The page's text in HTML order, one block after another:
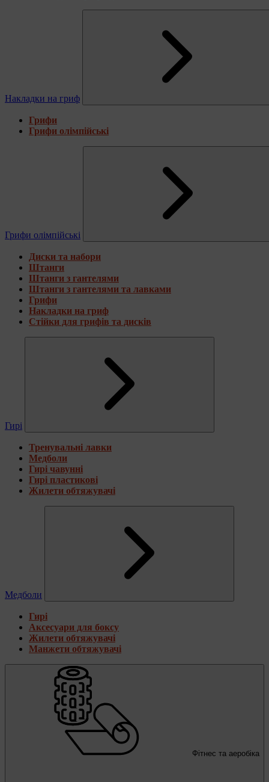
Накладки на гриф
Грифи
Грифи олімпійські
Грифи олімпійські
Диски та набори
Штанги
Штанги з гантелями
Штанги з гантелями та лавками
Грифи
Накладки на гриф
Стійки для грифів та дисків
Гирі
Тренувальні лавки
Медболи
Гирі чавунні
Гирі пластикові
Жилети обтяжувачі
Медболи
Гирі
Аксесуари для боксу
Жилети обтяжувачі
Манжети обтяжувачі
Фітнес та аеробіка